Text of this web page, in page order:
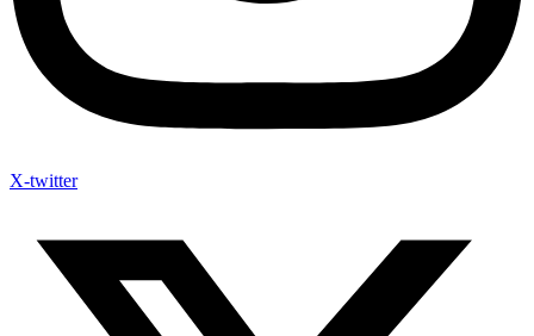
X-twitter